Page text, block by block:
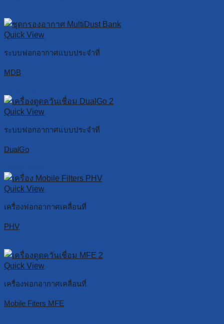
Quick View
ระบบฟอกอากาศแบบประจำที่
MDB
Quick View
ระบบฟอกอากาศแบบประจำที่
DualGo
Quick View
เครื่องฟอกอากาศเคลื่อนที่
PHV
Quick View
เครื่องฟอกอากาศเคลื่อนที่
Mobile Fiters MFE